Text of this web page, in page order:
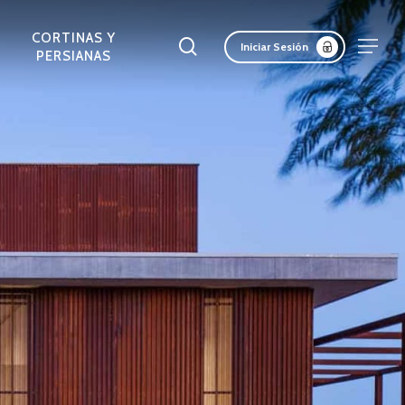
ACÚSTICAS
REV. INTERIORES DE
MURO
CORTASOLES
RETICULADOS
PANELES SCREEN
Y
PANELES
AISLANTES
FACHADAS DE
MADERA
CORTINAS Y
PERSIANAS
BuscarIniciar Sesión Menu
Menu